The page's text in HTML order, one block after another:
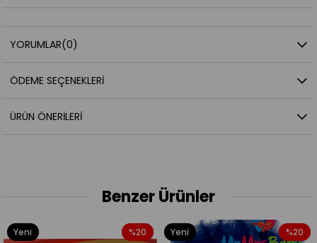
YORUMLAR(0)
ÖDEME SEÇENEKLERI
ÜRÜN ÖNERILERI
Benzer Ürünler
%20
Yeni